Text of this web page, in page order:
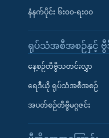
နံနက်ပိုင်း ၆း၀၀-ရး၀၀
ရုပ်သံအစီအစဉ်နှင့် ဗွီ
နေ့စဉ်တီဗွီသတင်းလွှာ
ရေဒီယို ရုပ်သံအစီအစဉ်
အပတ်စဉ်တီဗွီမဂ္ဂဇင်း